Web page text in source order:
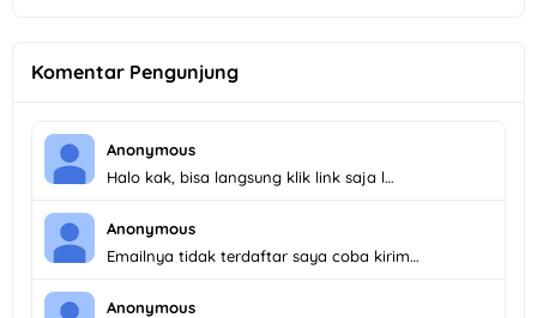
Komentar Pengunjung
Anonymous
Halo kak, bisa langsung klik link saja l…
Anonymous
Emailnya tidak terdaftar saya coba kirim…
Anonymous